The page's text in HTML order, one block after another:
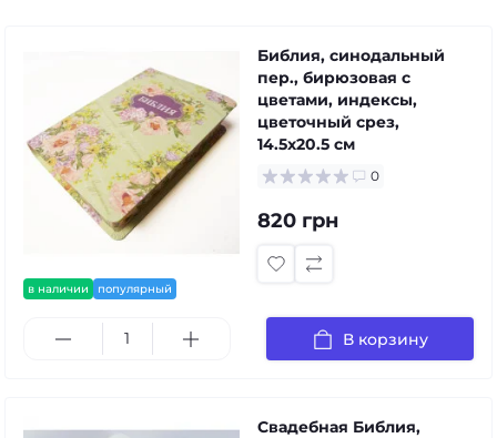
в наличии популярный
Библия, синодальный
пер., бирюзовая с
цветами, индексы,
цветочный срез,
14.5x20.5 см
0
820 грн
В корзину
Свадебная Библия,